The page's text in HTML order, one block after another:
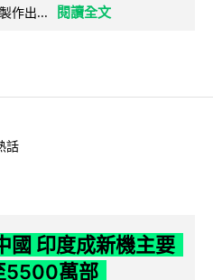
作出...
閱讀全文
話
國 印度成新機主要
5500萬部